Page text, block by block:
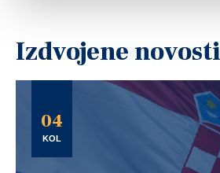
Izdvojene novosti
04
KOL